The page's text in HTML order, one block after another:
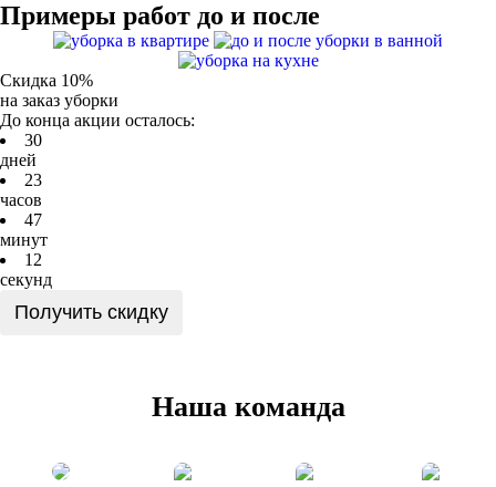
Примеры работ до и после
Скидка 10%
на заказ уборки
До конца акции осталось:
30
дней
23
часов
47
минут
1 2
секунд
Получить скидку
Наша команда